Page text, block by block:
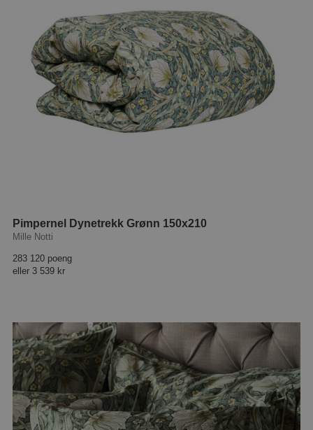
Pimpernel Dynetrekk Grønn 150x210
Mille Notti
283 120 poeng
eller 3 539 kr